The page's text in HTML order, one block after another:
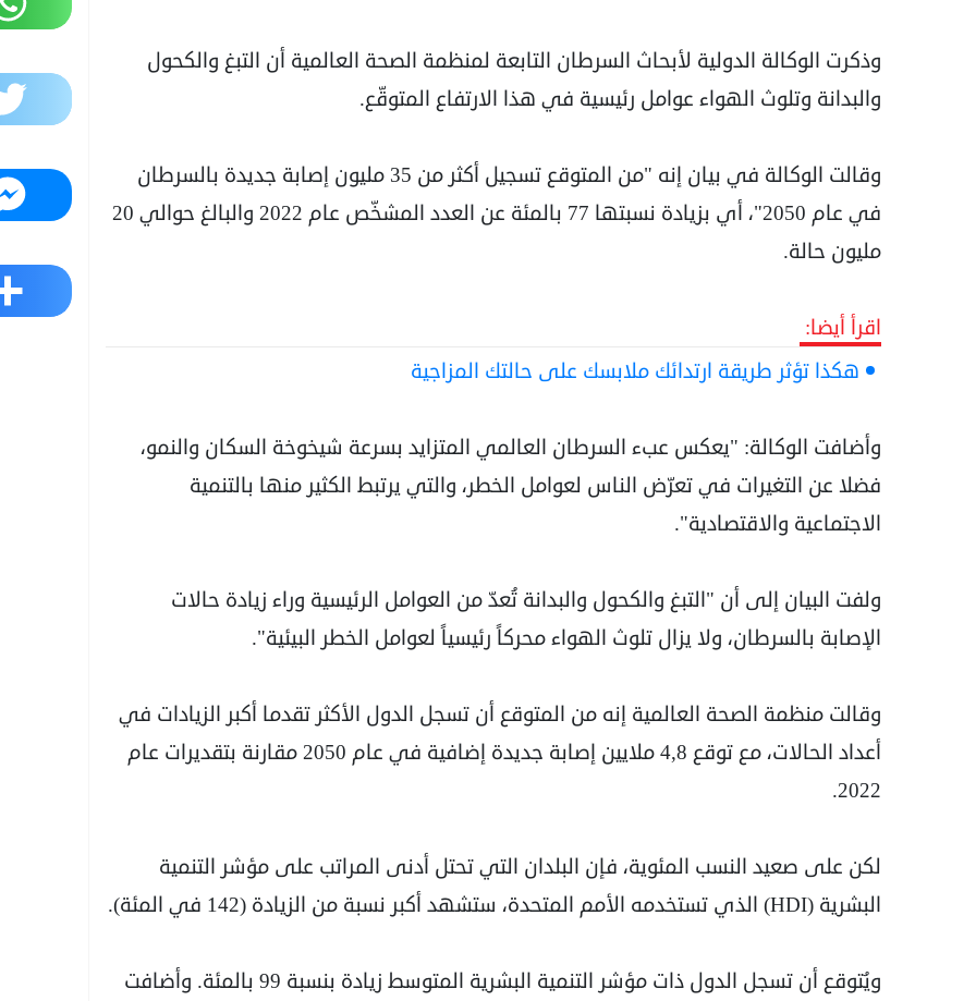
وذكرت الوكالة الدولية لأبحاث السرطان التابعة لمنظمة الصحة العالمية أن التبغ والكحول
والبدانة وتلوث الهواء عوامل رئيسية في هذا الارتفاع المتوقّع.
وقالت الوكالة في بيان إنه "من المتوقع تسجيل أكثر من 35 مليون إصابة جديدة بالسرطان
في عام 2050"، أي بزيادة نسبتها 77 بالمئة عن العدد المشخّص عام 2022 والبالغ حوالي 20
مليون حالة.
اقرأ أيضا:
هكذا تؤثر طريقة ارتدائك ملابسك على حالتك المزاجية
وأضافت الوكالة: "يعكس عبء السرطان العالمي المتزايد بسرعة شيخوخة السكان والنمو،
فضلا عن التغيرات في تعرّض الناس لعوامل الخطر، والتي يرتبط الكثير منها بالتنمية
الاجتماعية والاقتصادية".
ولفت البيان إلى أن "التبغ والكحول والبدانة تُعدّ من العوامل الرئيسية وراء زيادة حالات
الإصابة بالسرطان، ولا يزال تلوث الهواء محركاً رئيسياً لعوامل الخطر البيئية".
وقالت منظمة الصحة العالمية إنه من المتوقع أن تسجل الدول الأكثر تقدما أكبر الزيادات في
أعداد الحالات، مع توقع 4,8 ملايين إصابة جديدة إضافية في عام 2050 مقارنة بتقديرات عام
2022.
لكن على صعيد النسب المئوية، فإن البلدان التي تحتل أدنى المراتب على مؤشر التنمية
البشرية (HDI) الذي تستخدمه الأمم المتحدة، ستشهد أكبر نسبة من الزيادة (142 في المئة).
ويُتوقع أن تسجل الدول ذات مؤشر التنمية البشرية المتوسط زيادة بنسبة 99 بالمئة. وأضافت
Twitter
Share